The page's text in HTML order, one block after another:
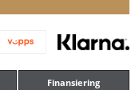
Finansiering